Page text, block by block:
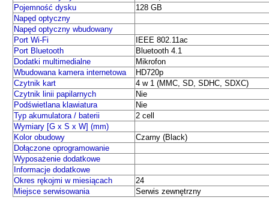
Pojemność dysku
128 GB
Napęd optyczny
Napęd optyczny wbudowany
Port Wi-Fi
IEEE 802.11ac
Port Bluetooth
Bluetooth 4.1
Dodatki multimedialne
Mikrofon
Wbudowana kamera internetowa
HD720p
Czytnik kart
4 w 1 (MMC, SD, SDHC, SDXC)
Czytnik linii papilarnych
Nie
Podświetlana klawiatura
Nie
Typ akumulatora / baterii
2 cell
Wymiary [G x S x W] (mm)
Kolor obudowy
Czarny (Black)
Dołączone oprogramowanie
Wyposażenie dodatkowe
Informacje dodatkowe
Okres rękojmi w miesiącach
24
Miejsce serwisowania
Serwis zewnętrzny